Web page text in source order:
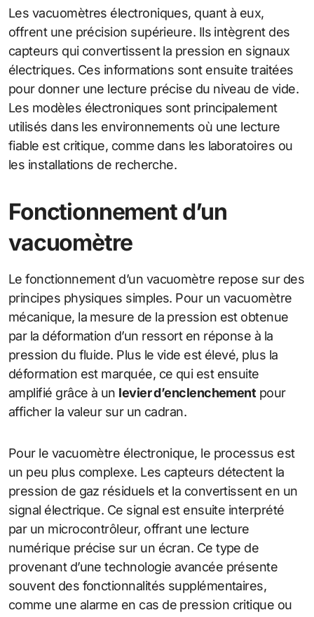
Les vacuomètres électroniques, quant à eux,
offrent une précision supérieure. Ils intègrent des
capteurs qui convertissent la pression en signaux
électriques. Ces informations sont ensuite traitées
pour donner une lecture précise du niveau de vide.
Les modèles électroniques sont principalement
utilisés dans les environnements où une lecture
fiable est critique, comme dans les laboratoires ou
les installations de recherche.
Fonctionnement d’un
vacuomètre
Le fonctionnement d’un vacuomètre repose sur des
principes physiques simples. Pour un vacuomètre
mécanique, la mesure de la pression est obtenue
par la déformation d’un ressort en réponse à la
pression du fluide. Plus le vide est élevé, plus la
déformation est marquée, ce qui est ensuite
amplifié grâce à un levier d’enclenchement pour
afficher la valeur sur un cadran.
Pour le vacuomètre électronique, le processus est
un peu plus complexe. Les capteurs détectent la
pression de gaz résiduels et la convertissent en un
signal électrique. Ce signal est ensuite interprété
par un microcontrôleur, offrant une lecture
numérique précise sur un écran. Ce type de
provenant d’une technologie avancée présente
souvent des fonctionnalités supplémentaires,
comme une alarme en cas de pression critique ou